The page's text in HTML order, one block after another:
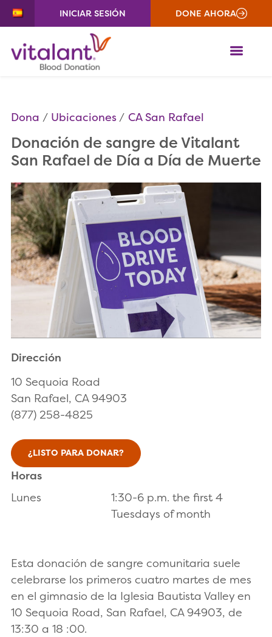
INICIAR SESIÓN DONE AHORA
Dona Ubicaciones CA San Rafael
Donación de sangre de Vitalant
San Rafael de Día a Día de Muerte
Dirección
10 Sequoia Road
San Rafael, CA 94903
(877) 258-4825
¿LISTO PARA DONAR?
Horas
Lunes
1:30-6 p.m. the first 4
Tuesdays of month
Esta donación de sangre comunitaria suele
celebrarse los primeros cuatro martes de mes
en el gimnasio de la Iglesia Bautista Valley en
10 Sequoia Road, San Rafael, CA 94903, de
13:30 a 18 :00.